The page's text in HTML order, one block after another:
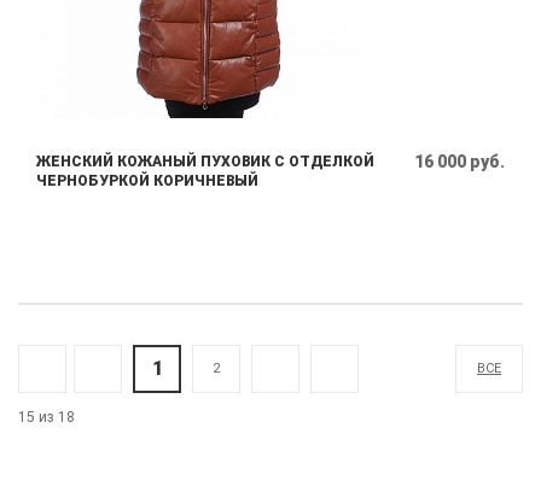
ЖЕНСКИЙ КОЖАНЫЙ ПУХОВИК С ОТДЕЛКОЙ
ЧЕРНОБУРКОЙ КОРИЧНЕВЫЙ
16 000 руб.
1 2 ВСЕ
15 из 18